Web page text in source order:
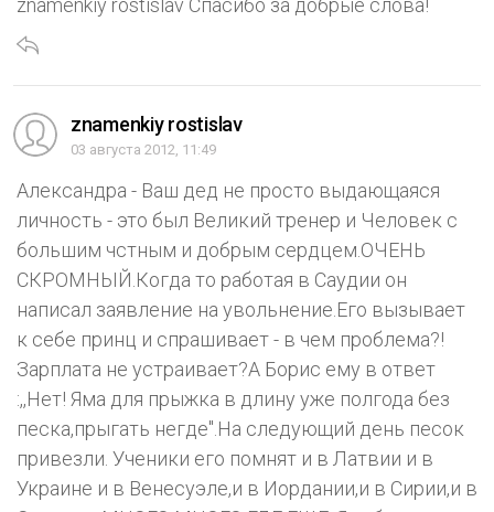
znamenkiy rostislav Спасибо за добрые слова!
znamenkiy rostislav
03 августа 2012, 11:49
Александра - Ваш дед не просто выдающаяся
личность - это был Великий тренер и Человек с
большим чстным и добрым сердцем.ОЧЕНЬ
СКРОМНЫЙ.Когда то работая в Саудии он
написал заявление на увольнение.Его вызывает
к себе принц и спрашивает - в чем проблема?!
Зарплата не устраивает?А Борис ему в ответ
:,,Нет! Яма для прыжка в длину уже полгода без
песка,прыгать негде".На следующий день песок
привезли. Ученики его помнят и в Латвии и в
Украине и в Венесуэле,и в Иордании,и в Сирии,и в